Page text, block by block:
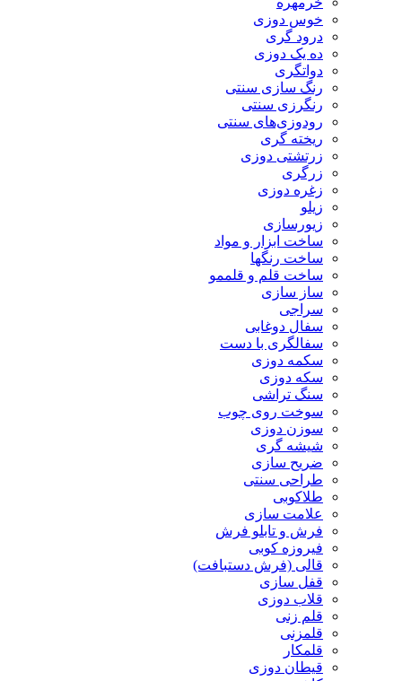
خوس دوزی
درود گری
ده یک دوزی
دواتگری
رنگ سازی سنتی
رنگرزی سنتی
رودوزی‌های سنتی
ریخته گری
زرتشتی دوزی
زرگری
زغره دوزی
زیلو
زیورسازی
ساخت ابزار و مواد
ساخت رنگها
ساخت قلم و قلممو
ساز سازی
سراجی
سفال دوغابی
سفالگری با دست
سکمه دوزی
سکه دوزی
سنگ تراشی
سوخت روی چوب
سوزن دوزی
شیشه گری
ضریح سازی
طراحی سنتی
طلاکوبی
علامت سازی
فرش و تابلو فرش
فیروزه کوبی
قالی (فرش دستبافت)
قفل سازی
قلاب دوزی
قلم زنی
قلمزنی
قلمکار
قیطان دوزی